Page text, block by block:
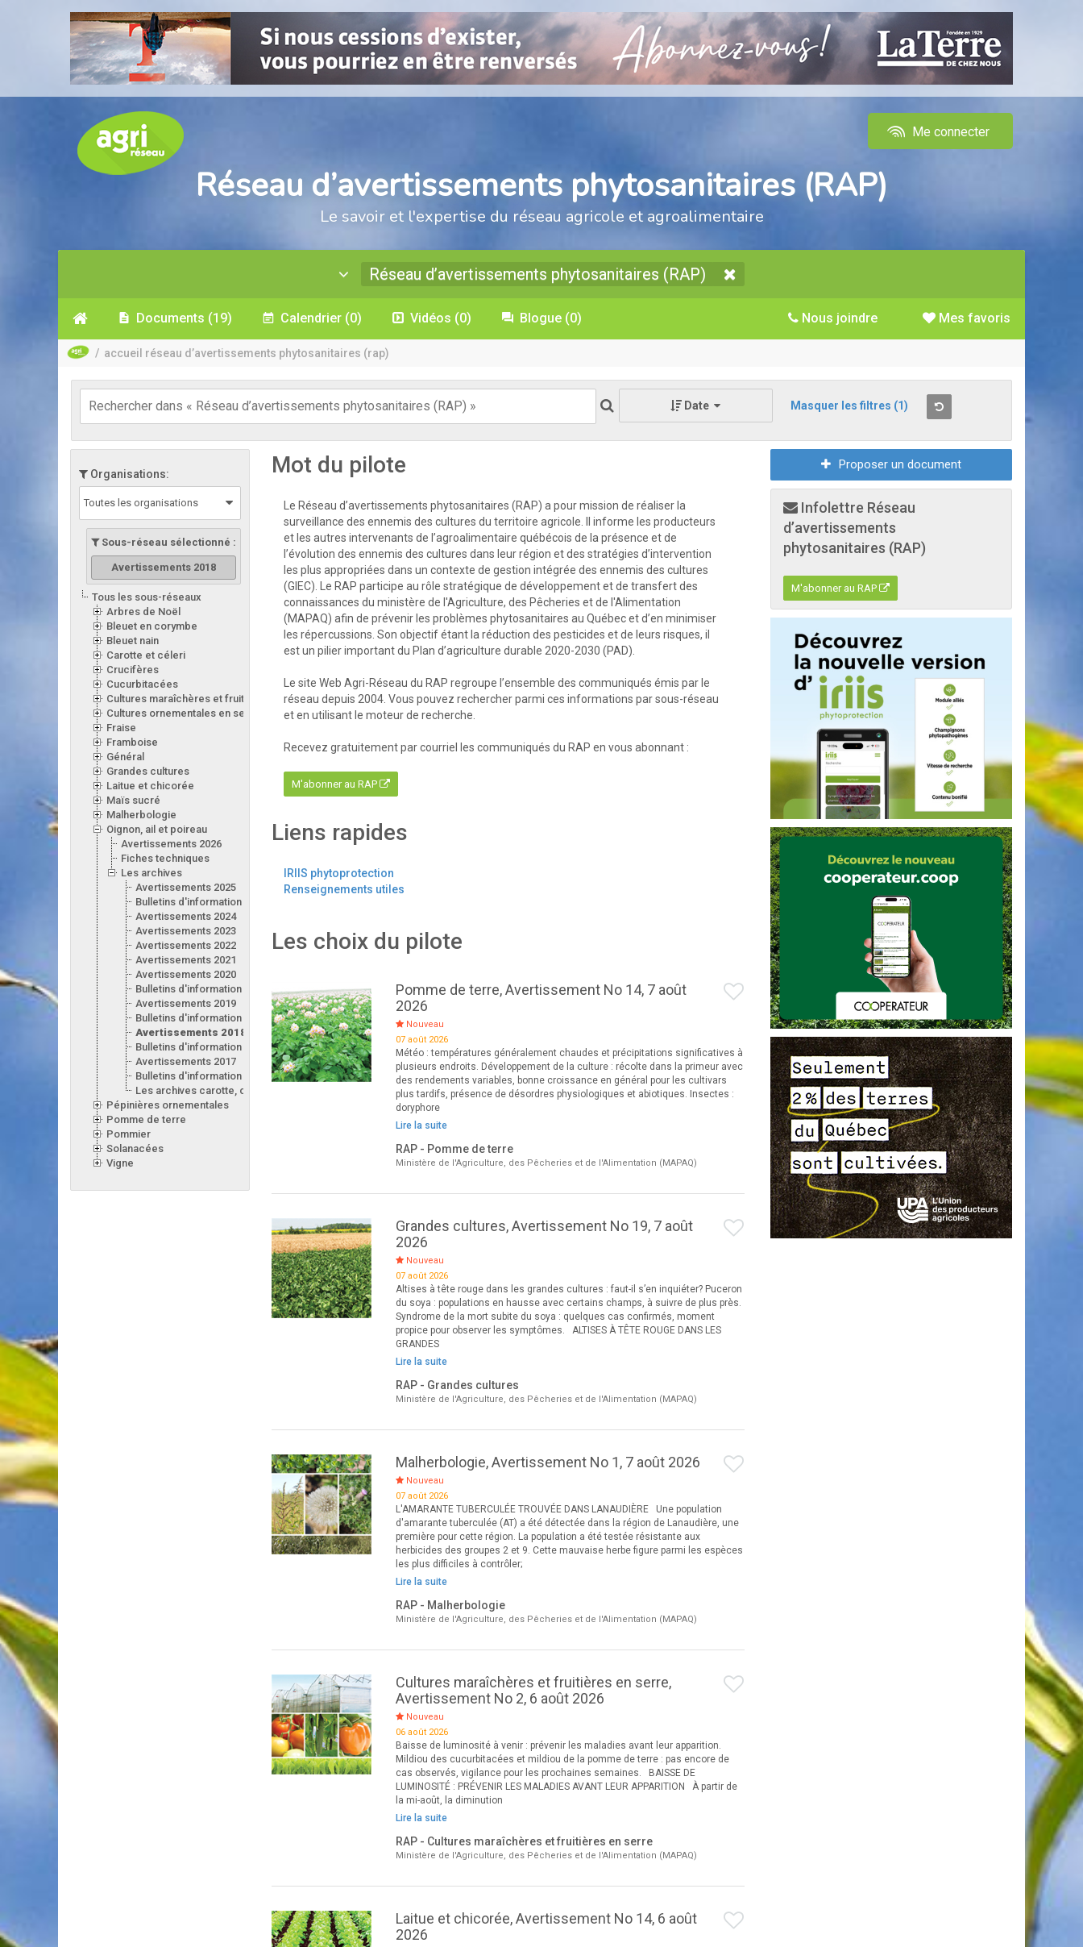
Me connecter
Réseau d’avertissements phytosanitaires (RAP)
Le savoir et l'expertise du réseau agricole et agroalimentaire
Réseau d’avertissements phytosanitaires (RAP)
Documents (19) Calendrier (0) Vidéos (0) Blogue (0) Mes favoris
Nous joindre
/ accueil réseau d’avertissements phytosanitaires (rap)
Date Masquer les filtres (1)
Organisations:
Toutes les organisations
Sous-réseau sélectionné :
Avertissements 2018
Tous les sous-réseaux
Arbres de Noël
Bleuet en corymbe
Bleuet nain
Carotte et céleri
Crucifères
Cucurbitacées
Cultures maraîchères et fruitières en serre
Cultures ornementales en serre
Fraise
Framboise
Général
Grandes cultures
Laitue et chicorée
Maïs sucré
Malherbologie
Oignon, ail et poireau
Avertissements 2026
Fiches techniques
Les archives
Avertissements 2025
Bulletins d'information 2025
Avertissements 2024
Avertissements 2023
Avertissements 2022
Avertissements 2021
Avertissements 2020
Bulletins d'information 2020
Avertissements 2019
Bulletins d'information 2019
Avertissements 2018
Bulletins d'information 2018
Avertissements 2017
Bulletins d'information 2017
Les archives carotte, céleri, laitue, oignon, poireau et ail
Pépinières ornementales
Pomme de terre
Pommier
Solanacées
Vigne
Mot du pilote
Le Réseau d’avertissements phytosanitaires (RAP) a pour mission de réaliser la
surveillance des ennemis des cultures du territoire agricole. Il informe les producteurs
et les autres intervenants de l’agroalimentaire québécois de la présence et de
l’évolution des ennemis des cultures dans leur région et des stratégies d’intervention
les plus appropriées dans un contexte de gestion intégrée des ennemis des cultures
(GIEC). Le RAP participe au rôle stratégique de développement et de transfert des
connaissances du ministère de l'Agriculture, des Pêcheries et de l'Alimentation
(MAPAQ) afin de prévenir les problèmes phytosanitaires au Québec et d’en minimiser
les répercussions. Son objectif étant la réduction des pesticides et de leurs risques, il
est un pilier important du Plan d’agriculture durable 2020-2030 (PAD).
Le site Web Agri-Réseau du RAP regroupe l’ensemble des communiqués émis par le
réseau depuis 2004. Vous pouvez rechercher parmi ces informations par sous-réseau
et en utilisant le moteur de recherche.
Recevez gratuitement par courriel les communiqués du RAP en vous abonnant :
M'abonner au RAP
Liens rapides
IRIIS phytoprotection
Renseignements utiles
Les choix du pilote
Pomme de terre, Avertissement No 14, 7 août
2026
Nouveau
07 août 2026
Météo : températures généralement chaudes et précipitations significatives à
plusieurs endroits. Développement de la culture : récolte dans la primeur avec
des rendements variables, bonne croissance en général pour les cultivars
plus tardifs, présence de désordres physiologiques et abiotiques. Insectes :
doryphore
Lire la suite
RAP - Pomme de terre
Ministère de l'Agriculture, des Pêcheries et de l'Alimentation (MAPAQ)
Grandes cultures, Avertissement No 19, 7 août
2026
Nouveau
07 août 2026
Altises à tête rouge dans les grandes cultures : faut-il s’en inquiéter? Puceron
du soya : populations en hausse avec certains champs, à suivre de plus près.
Syndrome de la mort subite du soya : quelques cas confirmés, moment
propice pour observer les symptômes. ALTISES À TÊTE ROUGE DANS LES
GRANDES
Lire la suite
RAP - Grandes cultures
Ministère de l'Agriculture, des Pêcheries et de l'Alimentation (MAPAQ)
Malherbologie, Avertissement No 1, 7 août 2026
Nouveau
07 août 2026
L'AMARANTE TUBERCULÉE TROUVÉE DANS LANAUDIÈRE Une population
d'amarante tuberculée (AT) a été détectée dans la région de Lanaudière, une
première pour cette région. La population a été testée résistante aux
herbicides des groupes 2 et 9. Cette mauvaise herbe figure parmi les espèces
les plus difficiles à contrôler;
Lire la suite
RAP - Malherbologie
Ministère de l'Agriculture, des Pêcheries et de l'Alimentation (MAPAQ)
Cultures maraîchères et fruitières en serre,
Avertissement No 2, 6 août 2026
Nouveau
06 août 2026
Baisse de luminosité à venir : prévenir les maladies avant leur apparition.
Mildiou des cucurbitacées et mildiou de la pomme de terre : pas encore de
cas observés, vigilance pour les prochaines semaines. BAISSE DE
LUMINOSITÉ : PRÉVENIR LES MALADIES AVANT LEUR APPARITION À partir de
la mi-août, la diminution
Lire la suite
RAP - Cultures maraîchères et fruitières en serre
Ministère de l'Agriculture, des Pêcheries et de l'Alimentation (MAPAQ)
Laitue et chicorée, Avertissement No 14, 6 août
2026
Proposer un document
Infolettre Réseau
d’avertissements
phytosanitaires (RAP)
M'abonner au RAP